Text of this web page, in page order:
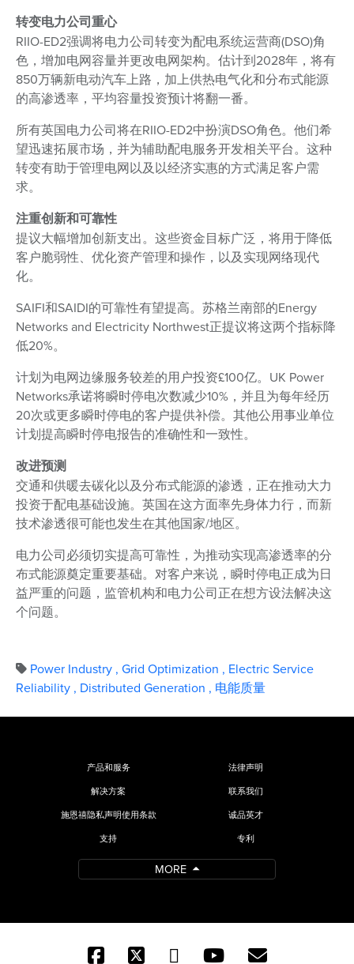
转变电力公司重心
RIIO-ED2强调将电力公司转变为配电系统运营商(DSO)角
色，增加电网容量并更改电网架构。估计到2028年，将有
850万辆新电动汽车上路，加上供热电气化和分布式能源
的高渗透率，平均容量投资预计将翻一番。
所有英国电力公司将在RIIO-ED2中扮演DSO角色。他们希
望迅速拓展市场，并为辅助配电服务开发相关平台。这种
转变有助于管理电网以及以经济实惠的方式满足客户需
求。
注重创新和可靠性
提议大幅增加创新支出。这些资金目标广泛，将用于降低
客户脆弱性、优化资产管理和操作，以及实现网络现代
化。
SAIFI和SAIDI的可靠性有望提高。苏格兰南部的Energy
Networks and Electricity Northwest正提议将这两个指标降
低20%。
计划为电网边缘服务较差的用户投资£100亿。UK Power
Networks承诺将瞬时停电次数减少10%，并且为每年经历
20次或更多瞬时停电的客户提供补偿。其他公用事业单位
计划提高瞬时停电报告的准确性和一致性。
改进预测
交通和供暖去碳化以及分布式能源的渗透，正在推动大力
投资于配电基础设施。英国在这方面率先身体力行，而新
技术渗透很可能也发生在其他国家/地区。
电力公司必须切实提高可靠性，为推动实现高渗透率的分
布式能源奠定重要基础。对客户来说，瞬时停电正成为日
益严重的问题，监管机构和电力公司正在想方设法解决这
个问题。
Power Industry , Grid Optimization , Electric Service
Reliability , Distributed Generation , 电能质量
产品和服务
解决方案
法律声明
联系我们
施恩禧隐私声明使用条款
支持
诚品英才
专利
MORE